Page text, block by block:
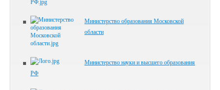
Министерство образования Московской
области
Министерство науки и высшего образования
РФ